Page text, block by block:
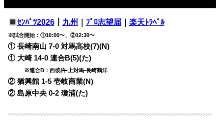
ｾﾝﾊﾞﾂ2026｜ 九州 ﾌﾟﾛ志望届｜ 楽天ﾄﾗﾍﾞﾙ
※試合開始：①10:00〜、②12:30〜
① 長崎南山 7-0 対馬高校(7)(N)
① 大崎 14-0 連合B(5)(た)
※連合B：西彼杵•上対馬•長崎鶴洋
② 猶興館 1-5 壱岐商業(N)
② 島原中央 0-2 瓊浦(た)